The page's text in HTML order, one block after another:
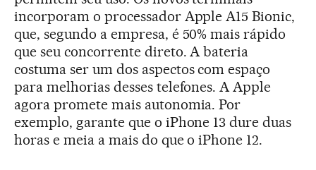
incorporam o processador Apple A15 Bionic,
que, segundo a empresa, é 50% mais rápido
que seu concorrente direto. A bateria
costuma ser um dos aspectos com espaço
para melhorias desses telefones. A Apple
agora promete mais autonomia. Por
exemplo, garante que o iPhone 13 dure duas
horas e meia a mais do que o iPhone 12.